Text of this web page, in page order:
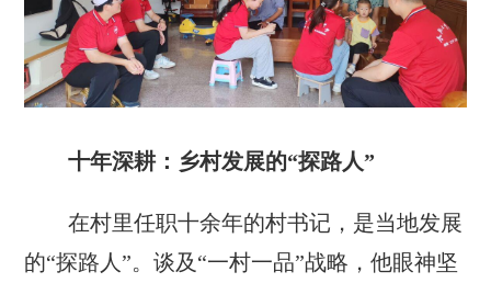
十年深耕：乡村发展的“探路人”
在村里任职十余年的村书记，是当地发展
的“探路人”。谈及“一村一品”战略，他眼神坚